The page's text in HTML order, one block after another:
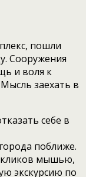
пошли
Сооружения
и воля к
заехать в
себе в
поближе.
кликов мышью,
экскурсию по